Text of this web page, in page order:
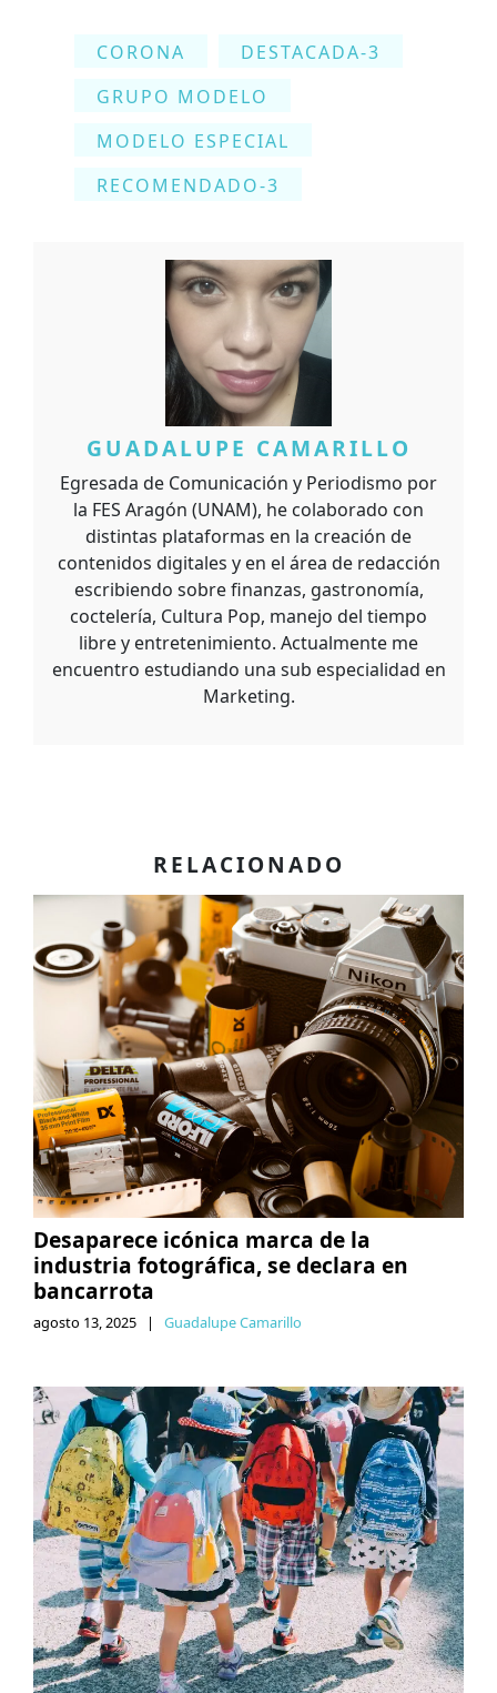
CORONA
DESTACADA-3
GRUPO MODELO
MODELO ESPECIAL
RECOMENDADO-3
GUADALUPE CAMARILLO
Egresada de Comunicación y Periodismo por
la FES Aragón (UNAM), he colaborado con
distintas plataformas en la creación de
contenidos digitales y en el área de redacción
escribiendo sobre finanzas, gastronomía,
coctelería, Cultura Pop, manejo del tiempo
libre y entretenimiento. Actualmente me
encuentro estudiando una sub especialidad en
Marketing.
RELACIONADO
Desaparece icónica marca de la
industria fotográfica, se declara en
bancarrota
agosto 13, 2025 | Guadalupe Camarillo